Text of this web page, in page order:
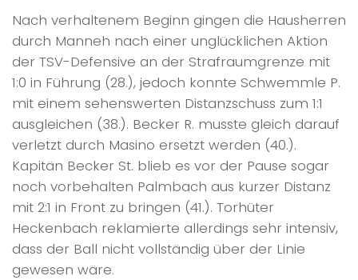
Nach verhaltenem Beginn gingen die Hausherren
durch Manneh nach einer unglücklichen Aktion
der TSV-Defensive an der Strafraumgrenze mit
1:0 in Führung (28.), jedoch konnte Schwemmle P.
mit einem sehenswerten Distanzschuss zum 1:1
ausgleichen (38.). Becker R. musste gleich darauf
verletzt durch Masino ersetzt werden (40.).
Kapitän Becker St. blieb es vor der Pause sogar
noch vorbehalten Palmbach aus kurzer Distanz
mit 2:1 in Front zu bringen (41.). Torhüter
Heckenbach reklamierte allerdings sehr intensiv,
dass der Ball nicht vollständig über der Linie
gewesen wäre.